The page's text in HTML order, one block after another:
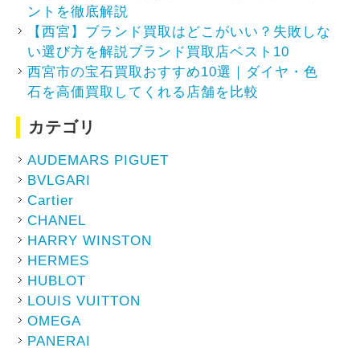
ントを徹底解説
【西宮】ブランド買取はどこがいい？失敗しな
い選び方を解説ブランド買取店ベスト10
西宮市の宝石買取おすすめ10選｜ダイヤ・色
石を高価買取してくれる店舗を比較
カテゴリ
AUDEMARS PIGUET
BVLGARI
Cartier
CHANEL
HARRY WINSTON
HERMES
HUBLOT
LOUIS VUITTON
OMEGA
PANERAI